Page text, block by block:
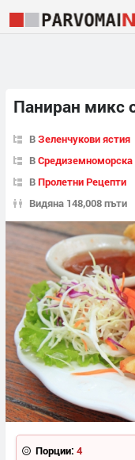
Паниран микс
ВЗеленчукови ястия
ВСредиземноморска
ВПролетни Рецепти
Видяна 148,008 пъти
Порции: 4